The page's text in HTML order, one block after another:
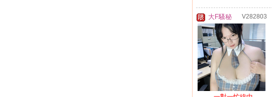
大F騷秘 V282803